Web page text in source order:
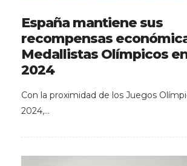
España mantiene sus
recompensas
Medallistas Olímpicos
2024
Con la proximidad de los Juegos
2024,…